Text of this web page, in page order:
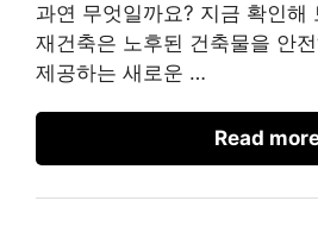
과연 무엇일까요? 지금 확인해
재건축은 노후된 건축물을 안
제공하는 새로운 …
Read